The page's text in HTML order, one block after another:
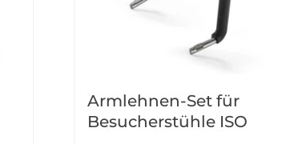
Armlehnen-Set für
Besucherstühle ISO